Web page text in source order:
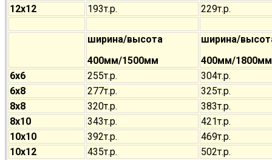
12х12
193т.р. 229т.р.
ширина/высота
400мм/1500мм
ширина/
400мм/1800мм
6х6
255т.р.
304т.р.
6х8
277т.р.
325т.р.
8х8
320т.р.
383т.р.
8х10
343т.р.
421т.р.
10х10
392т.р.
469т.р.
10х12
435т.р.
502т.р.